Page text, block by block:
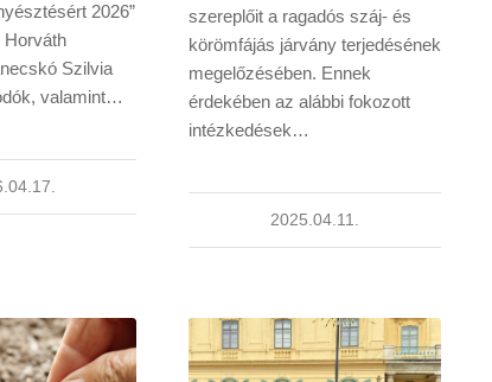
2026”
Horváth
Szilvia
valamint…
szereplőit a ragadós száj- és
körömfájás járvány terjedésének
megelőzésében. Ennek
érdekében az alábbi fokozott
intézkedések…
2025.04.11.